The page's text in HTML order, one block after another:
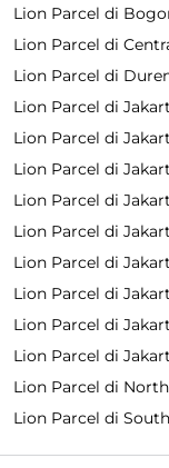
Lion Parcel di
Lion Parcel di
Lion Parcel di
Lion Parcel di
Lion Parcel di
Lion Parcel di
Lion Parcel di
Lion Parcel di
Lion Parcel di
Lion Parcel di
Lion Parcel di
Lion Parcel di
Lion Parcel di
Lion Parcel di